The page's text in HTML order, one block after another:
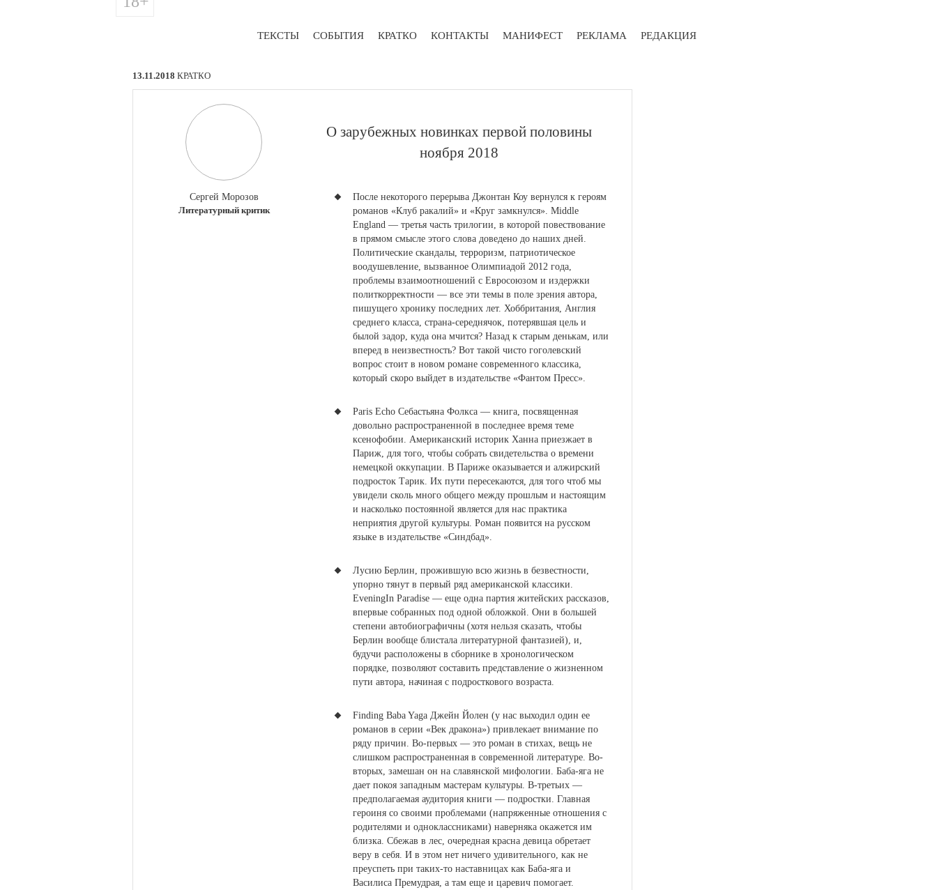
ТЕКСТЫ СОБЫТИЯ КРАТКО КОНТАКТЫ МАНИФЕСТ РЕКЛАМА РЕДАКЦИЯ
13.11.2018 КРАТКО
Сергей Морозов
Литературный критик
​О зарубежных новинках первой половины
ноября 2018
После некоторого перерыва Джонтан Коу вернулся к героям
романов «Клуб ракалий» и «Круг замкнулся». Middle
England — третья часть трилогии, в которой повествование
в прямом смысле этого слова доведено до наших дней.
Политические скандалы, терроризм, патриотическое
воодушевление, вызванное Олимпиадой 2012 года,
проблемы взаимоотношений с Евросоюзом и издержки
политкорректности — все эти темы в поле зрения автора,
пишущего хронику последних лет. Хоббритания, Англия
среднего класса, страна-середнячок, потерявшая цель и
былой задор, куда она мчится? Назад к старым денькам, или
вперед в неизвестность? Вот такой чисто гоголевский
вопрос стоит в новом романе современного классика,
который скоро выйдет в издательстве «Фантом Пресс».
Paris Echo Себастьяна Фолкса — книга, посвященная
довольно распространенной в последнее время теме
ксенофобии. Американский историк Ханна приезжает в
Париж, для того, чтобы собрать свидетельства о времени
немецкой оккупации. В Париже оказывается и алжирский
подросток Тарик. Их пути пересекаются, для того чтоб мы
увидели сколь много общего между прошлым и настоящим
и насколько постоянной является для нас практика
неприятия другой культуры. Роман появится на русском
языке в издательстве «Синдбад».
Лусию Берлин, прожившую всю жизнь в безвестности,
упорно тянут в первый ряд американской классики.
EveningIn Paradise — еще одна партия житейских рассказов,
впервые собранных под одной обложкой. Они в большей
степени автобиографичны (хотя нельзя сказать, чтобы
Берлин вообще блистала литературной фантазией), и,
будучи расположены в сборнике в хронологическом
порядке, позволяют составить представление о жизненном
пути автора, начиная с подросткового возраста.
Finding Baba Yaga Джейн Йолен (у нас выходил один ее
романов в серии «Век дракона») привлекает внимание по
ряду причин. Во-первых — это роман в стихах, вещь не
слишком распространенная в современной литературе. Во-
вторых, замешан он на славянской мифологии. Баба-яга не
дает покоя западным мастерам культуры. В-третьих —
предполагаемая аудитория книги — подростки. Главная
героиня со своими проблемами (напряженные отношения с
родителями и одноклассниками) наверняка окажется им
близка. Сбежав в лес, очередная красна девица обретает
веру в себя. И в этом нет ничего удивительного, как не
преуспеть при таких-то наставницах как Баба-яга и
Василиса Премудрая, а там еще и царевич помогает.